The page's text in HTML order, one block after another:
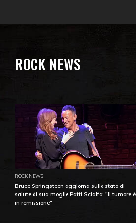
ROCK NEWS
ROCK NEWS
Bruce Springsteen aggiorna sullo stato di
salute di sua moglie Patti Scialfa: "Il tumore è
in remissione"